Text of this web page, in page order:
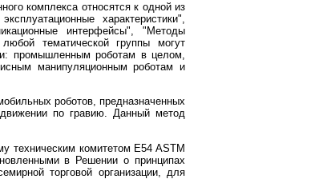
комплекса относятся к одной из
характеристики",
интерфейсы", "Методы
тематической группы могут
промышленным роботам в целом,
манипуляционным роботам и
роботов, предназначенных
по гравию. Данный метод
техническим комитетом E54 ASTM
в Решении о принципах
торговой организации, для